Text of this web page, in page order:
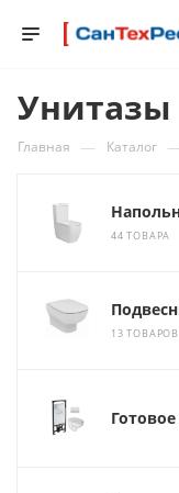
Унитазы
Главная — Каталог
44 ТОВАРА
13 ТОВАРОВ